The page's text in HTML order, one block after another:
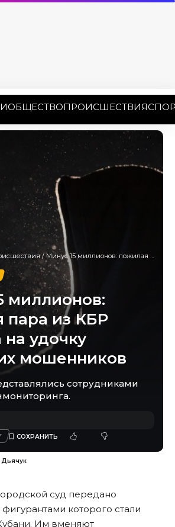
ОБЩЕСТВОПРОИСШЕСТВИЯ
/Минус 15 миллионов: пожилая пара из КБР клюнула на удочку кубанских мошенников
миллионов:
пара из КБР
удочку
мошенников
сотрудниками
Дьячук
суд передано
которого стали
Им вменяют